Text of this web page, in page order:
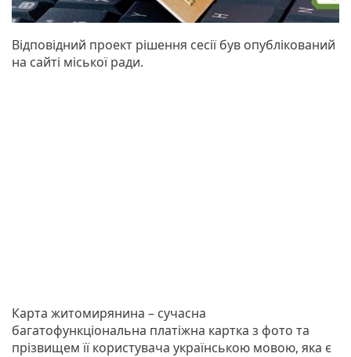
Відповідний проект рішення сесії був опублікований
на сайті міської ради.
Карта житомирянина – сучасна
багатофункціональна платіжна картка з фото та
прізвищем її користувача українською мовою, яка є